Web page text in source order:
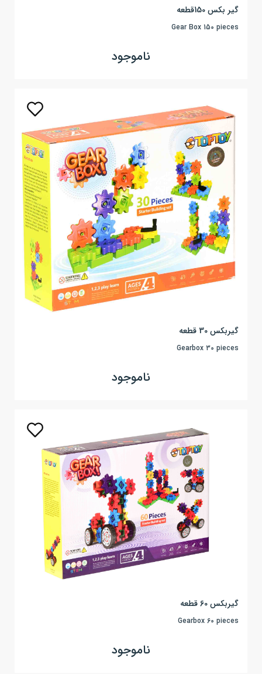
گیر بکس 150قطعه
Gear Box 150 pieces
ناموجود
گیربکس 30 قطعه
Gearbox 30 pieces
ناموجود
گیربکس 60 قطعه
Gearbox 60 pieces
ناموجود